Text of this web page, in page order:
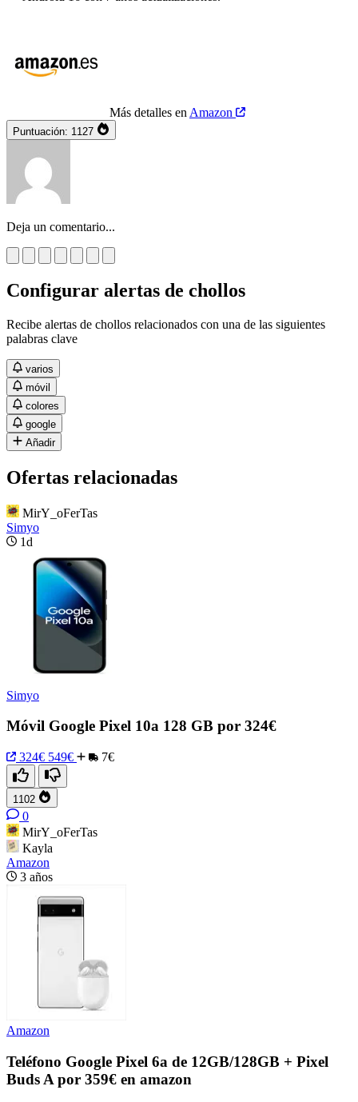
Más detalles en Amazon
Puntuación: 1127
Deja un comentario...
Configurar alertas de chollos
Recibe alertas de chollos relacionados con una de las siguientes
palabras clave
varios
móvil
colores
google
Añadir
Ofertas relacionadas
MirY_oFerTas
Simyo
1d
Simyo
Móvil Google Pixel 10a 128 GB por 324€
324€ 549€ 7€
1102
0
MirY_oFerTas
Kayla
Amazon
3 años
Amazon
Teléfono Google Pixel 6a de 12GB/128GB + Pixel
Buds A por 359€ en amazon